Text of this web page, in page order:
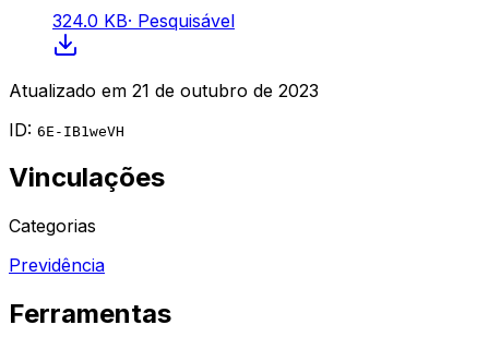
324.0 KB· Pesquisável
Atualizado em 21 de outubro de 2023
ID: 6E-IB1weVH
Vinculações
Categorias
Previdência
Ferramentas